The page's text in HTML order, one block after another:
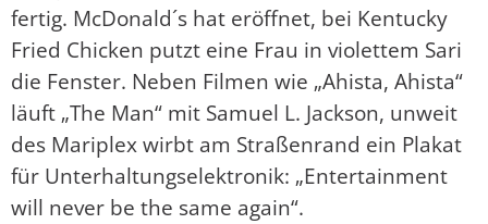
fertig. McDonald´s hat eröffnet, bei Kentucky
Fried Chicken putzt eine Frau in violettem Sari
die Fenster. Neben Filmen wie „Ahista, Ahista“
läuft „The Man“ mit Samuel L. Jackson, unweit
des Mariplex wirbt am Straßenrand ein Plakat
für Unterhaltungselektronik: „Entertainment
will never be the same again“.